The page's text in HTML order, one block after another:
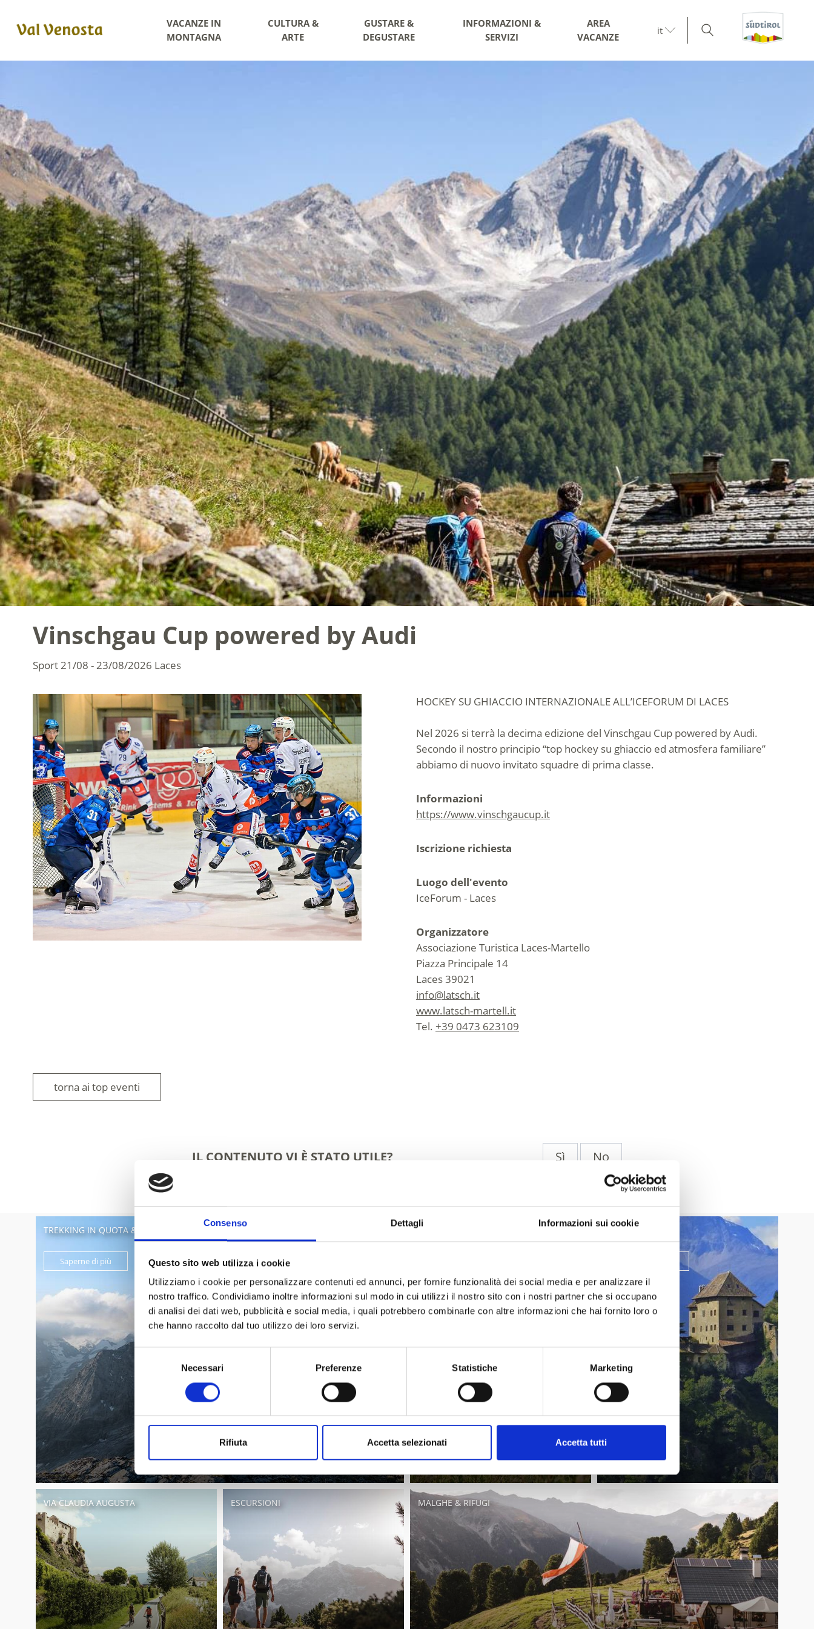
Consenso Dettagli Informazioni sui cookie
Questo sito web utilizza i cookie
Utilizziamo i cookie per personalizzare contenuti ed annunci, per fornire funzionalità dei social media e per analizzare il
nostro traffico. Condividiamo inoltre informazioni sul modo in cui utilizzi il nostro sito con i nostri partner che si occupano
di analisi dei dati web, pubblicità e social media, i quali potrebbero combinarle con altre informazioni che hai fornito loro o
che hanno raccolto dal tuo utilizzo dei loro servizi.
Necessari Preferenze Statistiche Marketing
Rifiuta Accetta selezionati Accetta tutti
VACANZE IN
MONTAGNA
CULTURA &
ARTE
GUSTARE &
DEGUSTARE
INFORMAZIONI &
SERVIZI
AREA
VACANZE
it
Vinschgau Cup powered by Audi
Sport21/08 - 23/08/2026 Laces
HOCKEY SU GHIACCIO INTERNAZIONALE ALL’ICEFORUM DI LACES
Nel 2026 si terrà la decima edizione del Vinschgau Cup powered by Audi.
Secondo il nostro principio “top hockey su ghiaccio ed atmosfera familiare”
abbiamo di nuovo invitato squadre di prima classe.
Informazioni
https://www.vinschgaucup.it
Iscrizione richiesta
Luogo dell'evento
IceForum - Laces
Organizzatore
Associazione Turistica Laces-Martello
Piazza Principale 14
Laces 39021
info@latsch.it
www.latsch-martell.it
Tel. +39 0473 623109
torna ai top eventi
IL CONTENUTO VI È STATO UTILE? Sì No
TREKKING IN QUOTA & ALTA MONTAGNA
Saperne di più
(E-)MOUNTAIN BIKE CULTURA & ARTE
VIA CLAUDIA AUGUSTA ESCURSIONI MALGHE & RIFUGI